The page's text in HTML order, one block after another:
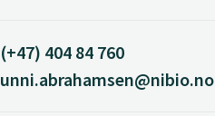
(+47) 404 84 760
unni.abrahamsen@nibio.no